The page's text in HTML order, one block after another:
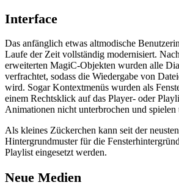
Interface
Das anfänglich etwas altmodische
Laufe der Zeit vollständig modernisiert.
erweiterten MagiC-Objekten wurden alle
verfrachtet, sodass die Wiedergabe von
wird. Sogar Kontextmenüs wurden als
einem Rechtsklick auf das Player- oder
Animationen nicht unterbrochen und spielen
Als kleines Zückerchen kann seit der
Hintergrundmuster für die
Playlist eingesetzt werden.
Neue Medien